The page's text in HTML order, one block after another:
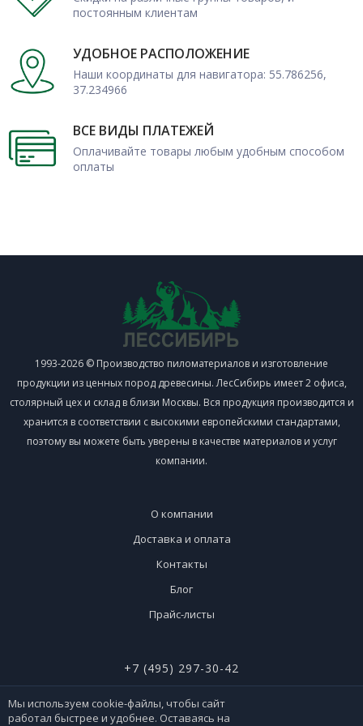
постоянным клиентам
УДОБНОЕ РАСПОЛОЖЕНИЕ
Наши координаты для навигатора: 55.786256,
37.234966
ВСЕ ВИДЫ ПЛАТЕЖЕЙ
Оплачивайте товары любым удобным способом
оплаты
1993-2026 © Производство пиломатериалов и изготовление
продукции из ценных пород древесины. ЛесСибирь имеет 2 офиса,
столярный цех и склад в близи Москвы. Вся продукция производится и
хранится в соответствии с высокими европейскими стандартами,
поэтому вы можете быть уверены в качестве материалов и услуг
компании.
О компании
Доставка и оплата
Контакты
Блог
Прайс-листы
+7 (495) 297-30-42
+7 (926) 365-51-90
Мы используем cookie-файлы, чтобы сайт
работал быстрее и удобнее. Оставаясь на